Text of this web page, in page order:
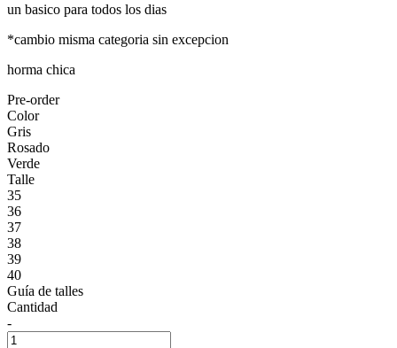
un basico para todos los dias
*cambio misma categoria sin excepcion
horma chica
Pre-order
Color
Gris
Rosado
Verde
Talle
35
36
37
38
39
40
Guía de talles
Cantidad
-